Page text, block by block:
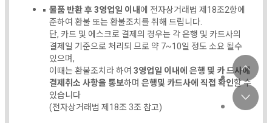
물품 반환 후 3영업일 이내에 전자상거래법 제18조2항에
준하여 환불 또는 환불조치를 취해 드립니다.
단, 카드 및 에스크로 결제의 경우는 각 은행 및 카드사의
결제일 기준으로 처리되 므로 약 7~10일 정도 소요 될수
있으며,
이때는 환불조치라 하여3영업일 이내에 은행 및 카 드사에
결제취소 사항을 통보하며 은행및 카드사에 직접 확인할 수
있습니다
(전자상거래법 제18조 3조 참고)